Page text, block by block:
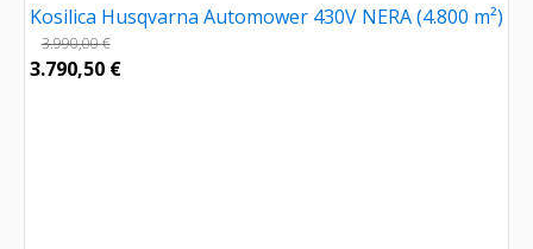
Kosilica Husqvarna Automower 430V NERA (4.800 m²)
3.990,00€
3.790,50 €